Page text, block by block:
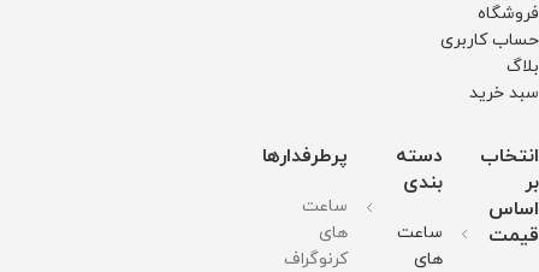
فروشگاه
حساب کاربری
بلاگ
سبد خرید
انتخاب
بر
اساس
قیمت
دسته
بندی
ساعت
های
پرطرفدارها
ساعت
های
کرنوگراف